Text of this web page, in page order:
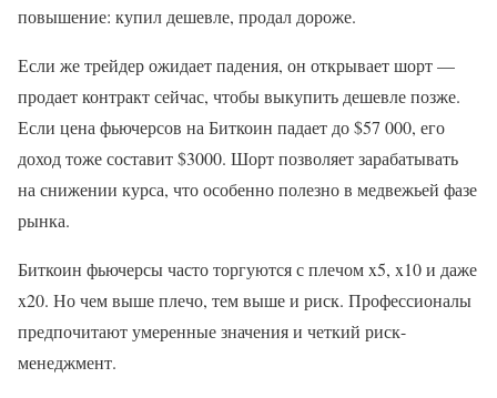
повышение: купил дешевле, продал дороже.
Если же трейдер ожидает падения, он открывает шорт —
продает контракт сейчас, чтобы выкупить дешевле позже.
Если цена фьючерсов на Биткоин падает до $57 000, его
доход тоже составит $3000. Шорт позволяет зарабатывать
на снижении курса, что особенно полезно в медвежьей фазе
рынка.
Биткоин фьючерсы часто торгуются с плечом x5, x10 и даже
x20. Но чем выше плечо, тем выше и риск. Профессионалы
предпочитают умеренные значения и четкий риск-
менеджмент.